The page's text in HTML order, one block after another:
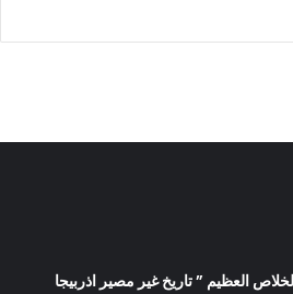
العظيم ” تاريخ غير مصير اذربيجا